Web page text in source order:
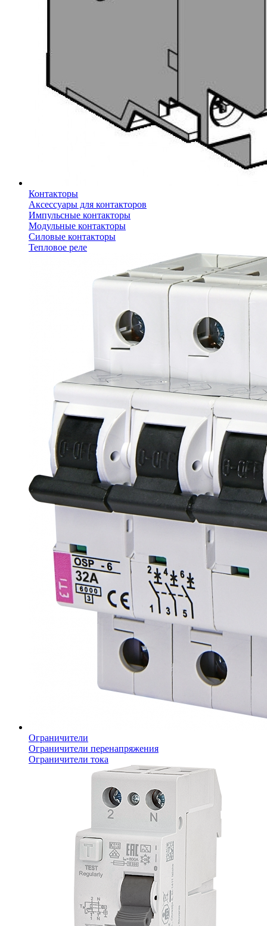
Контакторы
Аксессуары для контакторов
Импульсные контакторы
Модульные контакторы
Силовые контакторы
Тепловое реле
Ограничители
Ограничители перенапряжения
Ограничители тока